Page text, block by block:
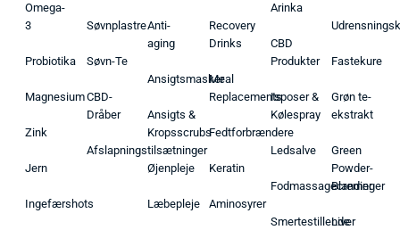
Omega-
3
Probiotika
Magnesium
Zink
Jern
Ingefærshots
Søvnplastre
Søvn-Te
CBD-
Dråber
Afslapningstilsætninger
Anti-
aging
Ansigtsmasker
Ansigts &
Kropsscrubs
Øjenpleje
Læbepleje
Recovery
Drinks
Meal
Replacements
Fedtforbrændere
Keratin
Aminosyrer
Arinka
CBD
Produkter
Isposer &
Kølespray
Ledsalve
Fodmassagecremer
Smertestillende
Fastekure
Grøn te-
ekstrakt
Green
Powder-
Blandinger
Liver